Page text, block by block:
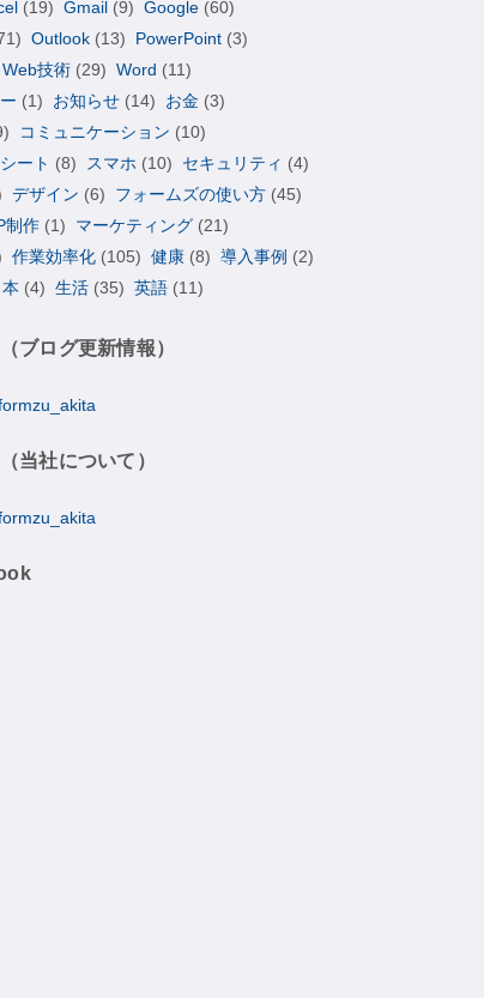
(19) Gmail (9) Google (60)
Outlook (13) PowerPoint (3)
Web技術 (29) Word (11)
(1) お知らせ (14) お金 (3)
コミュニケーション (10)
ート (8) スマホ (10) セキュリティ (4)
デザイン (6) フォームズの使い方 (45)
制作 (1) マーケティング (21)
作業効率化 (105) 健康 (8) 導入事例 (2)
本 (4) 生活 (35) 英語 (11)
ブログ更新情報）
当社について）